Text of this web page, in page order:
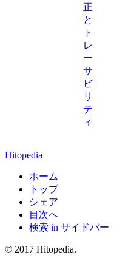
正
と
ト
レ
ー
サ
ビ
リ
テ
ィ
Hitopedia
ホーム
トップ
シェア
目次へ
検索 in サイドバー
© 2017 Hitopedia.